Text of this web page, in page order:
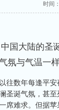
时间
中国大陆的圣
氛与气温一
以往数年每逢平
圣诞气氛，甚
席难求。但据